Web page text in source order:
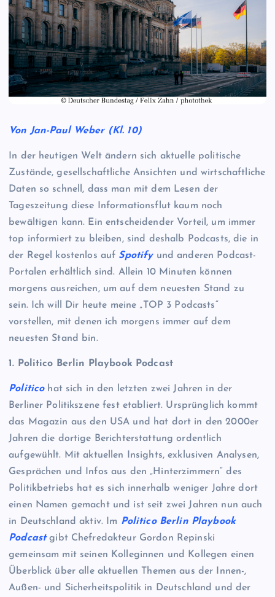
Von Jan-Paul Weber (Kl. 10)
In der heutigen Welt ändern sich aktuelle politische
Zustände, gesellschaftliche Ansichten und wirtschaftliche
Daten so schnell, dass man mit dem Lesen der
Tageszeitung diese Informationsflut kaum noch
bewältigen kann. Ein entscheidender Vorteil, um immer
top informiert zu bleiben, sind deshalb Podcasts, die in
der Regel kostenlos auf Spotify und anderen Podcast-
Portalen erhältlich sind. Allein 10 Minuten können
morgens ausreichen, um auf dem neuesten Stand zu
sein. Ich will Dir heute meine „TOP 3 Podcasts“
vorstellen, mit denen ich morgens immer auf dem
neuesten Stand bin.
1. Politico Berlin Playbook Podcast
Politico hat sich in den letzten zwei Jahren in der
Berliner Politikszene fest etabliert. Ursprünglich kommt
das Magazin aus den USA und hat dort in den 2000er
Jahren die dortige Berichterstattung ordentlich
aufgewühlt. Mit aktuellen Insights, exklusiven Analysen,
Gesprächen und Infos aus den „Hinterzimmern“ des
Politikbetriebs hat es sich innerhalb weniger Jahre dort
einen Namen gemacht und ist seit zwei Jahren nun auch
in Deutschland aktiv. Im Politico Berlin Playbook
Podcastgibt Chefredakteur Gordon Repinski
gemeinsam mit seinen Kolleginnen und Kollegen einen
Überblick über alle aktuellen Themen aus der Innen-,
Außen- und Sicherheitspolitik in Deutschland und der